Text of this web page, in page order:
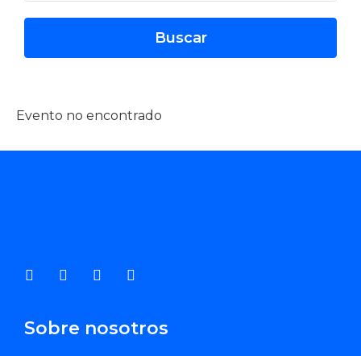
Evento no encontrado
Sobre nosotros